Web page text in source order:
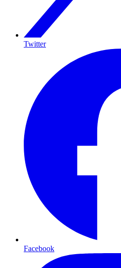
Twitter
Facebook